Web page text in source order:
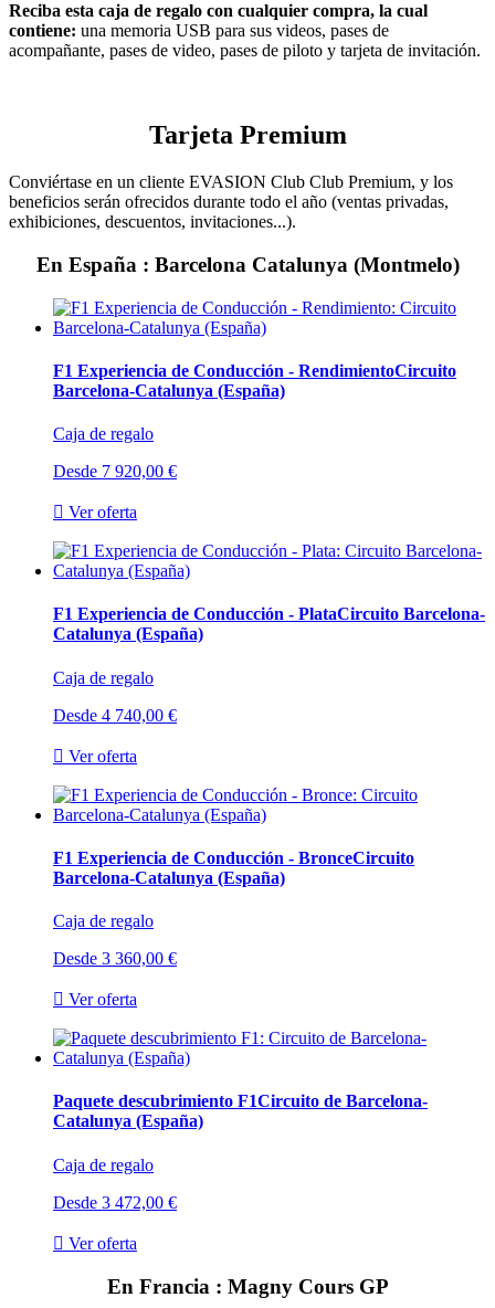
Reciba esta caja de regalo con cualquier compra, la cual
contiene: una memoria USB para sus videos, pases de
acompañante, pases de video, pases de piloto y tarjeta de invitación.
Tarjeta Premium
Conviértase en un cliente EVASION Club Club Premium, y los
beneficios serán ofrecidos durante todo el año (ventas privadas,
exhibiciones, descuentos, invitaciones...).
En España : Barcelona Catalunya (Montmelo)
F1 Experiencia de Conducción - RendimientoCircuito
Barcelona-Catalunya (España)
Caja de regalo
Desde 7 920,00 €
 Ver oferta
F1 Experiencia de Conducción - PlataCircuito Barcelona-
Catalunya (España)
Caja de regalo
Desde 4 740,00 €
 Ver oferta
F1 Experiencia de Conducción - BronceCircuito
Barcelona-Catalunya (España)
Caja de regalo
Desde 3 360,00 €
 Ver oferta
Paquete descubrimiento F1Circuito de Barcelona-
Catalunya (España)
Caja de regalo
Desde 3 472,00 €
 Ver oferta
En Francia : Magny Cours GP